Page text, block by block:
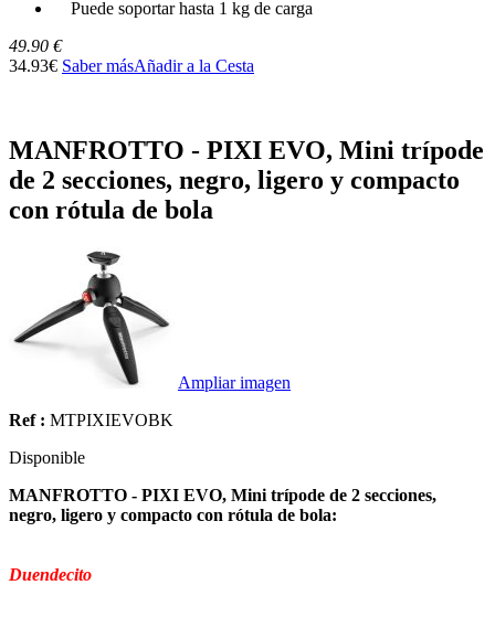
Puede soportar hasta 1 kg de carga
49.90 €
34.93€ Saber másAñadir a la Cesta
MANFROTTO - PIXI EVO, Mini trípode
de 2 secciones, negro, ligero y compacto
con rótula de bola
Ampliar imagen
Ref : MTPIXIEVOBK
Disponible
MANFROTTO - PIXI EVO, Mini trípode de 2 secciones,
negro, ligero y compacto con rótula de bola:
Duendecito